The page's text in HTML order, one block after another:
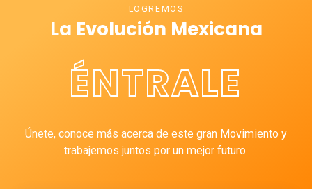
LOGREMOS
La Evolución Mexicana
ÉNTRALE
Únete, conoce más acerca de este gran Movimiento y
trabajemos juntos por un mejor futuro.